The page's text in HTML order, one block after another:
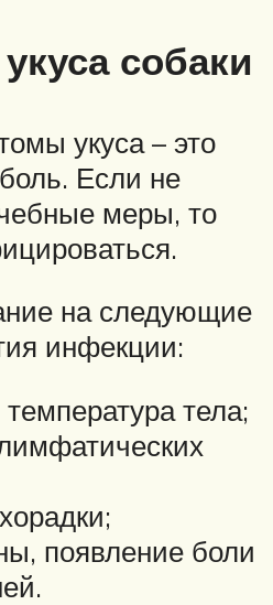
собаки
укуса – это
Если не
меры, то
на следующие
инфекции:
тела;
появление боли